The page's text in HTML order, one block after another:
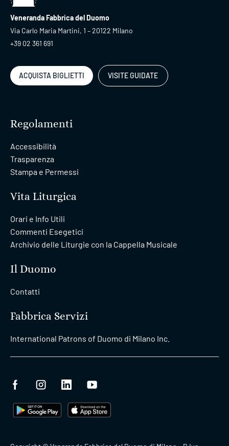
Veneranda Fabbrica del Duomo
Via Carlo Maria Martini, 1 – 20122 Milano
+39 02 361 691
ACQUISTA BIGLIETTI VISITE GUIDATE
Regolamenti
Accessibilità
Trasparenza
Stampa e Permessi
Vita Liturgica
Orari e Info Utili
Commenti Esegetici
Archivio delle Liturgie con la Cappella Musicale
Il Duomo
Contatti
Fabbrica Servizi
International Patrons of Duomo di Milano Inc.